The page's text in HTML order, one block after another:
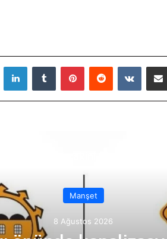
LinkedInTumblr PinterestReddit
Manşet
8 Ağustos 2026